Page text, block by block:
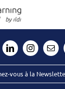
vous à la